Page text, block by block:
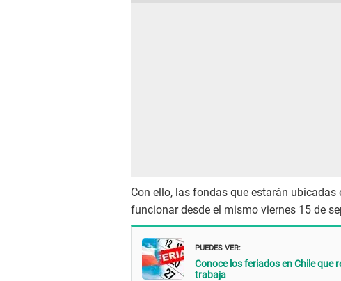
Con ello, las fondas que estarán
funcionar desde el mismo viernes 15 de
PUEDES VER:
Conoce los feriados en Chile que
trabaja